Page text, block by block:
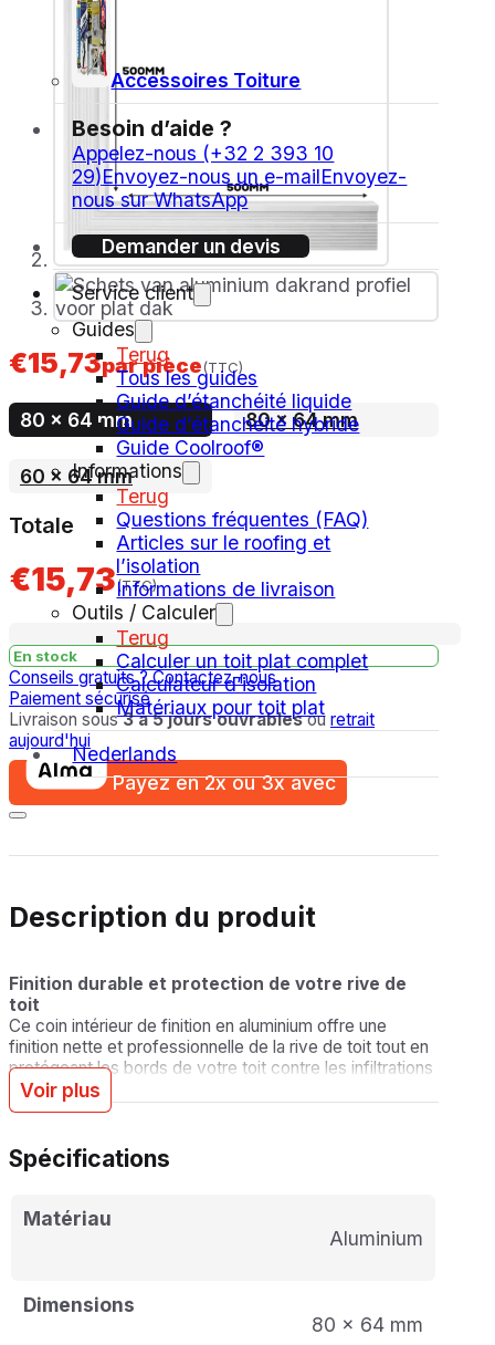
Accessoires Toiture
Besoin d’aide ?
Appelez-nous (+32 2 393 10
29)Envoyez-nous un e-mailEnvoyez-
nous sur WhatsApp
Demander un devis
Service client
Guides
Terug
Tous les guides
Guide d’étanchéité liquide
Guide d’étanchéité hybride
Guide Coolroof®
Informations
Terug
Questions fréquentes (FAQ)
Articles sur le roofing et
l’isolation
Informations de livraison
Outils / Calculer
Terug
Calculer un toit plat complet
Calculateur d’isolation
Matériaux pour toit plat
Nederlands
€15,73par pièce(TTC)
80 x 64 mm 80 x 64 mm
60 x 64 mm
Totale
€15,73(TTC)
En stock
Conseils gratuits ?Contactez-nous
Paiement sécurisé
Livraison sous3 à 5 jours ouvrablesou retrait
aujourd'hui
Payez en 2x ou 3x avec
Description du produit
Finition durable et protection de votre rive de
toit
Ce coin intérieur de finition en aluminium offre une
finition nette et professionnelle de la rive de toit tout en
protégeant les bords de votre toit contre les infiltrations
d’eau et les dommages. Ce profilé est adapté aux
toitures plates et facile à installer, aussi bien par des
Pour chaque achat, une pièce de raccordement est
rives de toit.
Voir plus
Spécifications
Matériau
Aluminium
Dimensions
80 x 64 mm